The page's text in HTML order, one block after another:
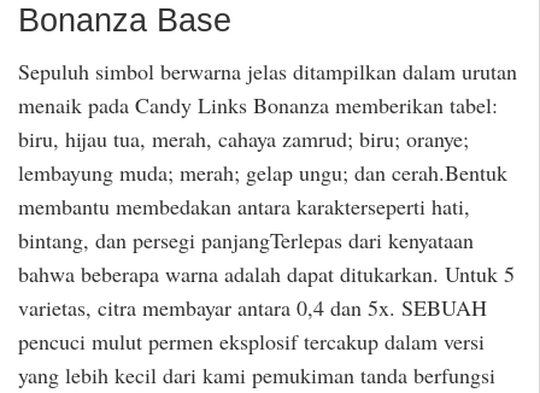
Bonanza Base
Sepuluh simbol berwarna jelas ditampilkan dalam urutan
menaik pada Candy Links Bonanza memberikan tabel:
biru, hijau tua, merah, cahaya zamrud; biru; oranye;
lembayung muda; merah; gelap ungu; dan cerah.Bentuk
membantu membedakan antara karakterseperti hati,
bintang, dan persegi panjangTerlepas dari kenyataan
bahwa beberapa warna adalah dapat ditukarkan. Untuk 5
varietas, citra membayar antara 0,4 dan 5x. SEBUAH
pencuci mulut permen eksplosif tercakup dalam versi
yang lebih kecil dari kami pemukiman tanda berfungsi